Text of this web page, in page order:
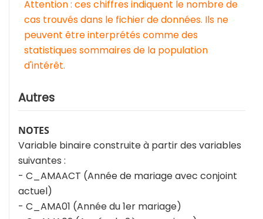
Attention : ces chiffres indiquent le nombre de
cas trouvés dans le fichier de données. Ils ne
peuvent être interprétés comme des
statistiques sommaires de la population
d'intérêt.
Autres
NOTES
Variable binaire construite à partir des variables
suivantes :
- C_AMAACT (Année de mariage avec conjoint
actuel)
- C_AMA01 (Année du 1er mariage)